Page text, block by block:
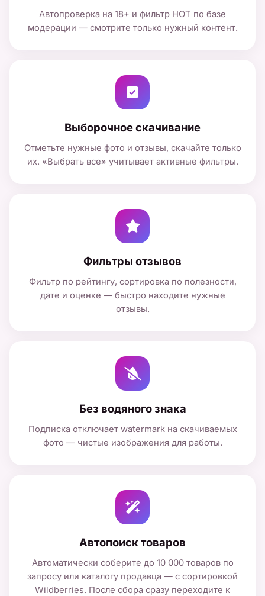
Автопроверка на 18+ и фильтр HOT по базе
модерации — смотрите только нужный контент.
Выборочное скачивание
Отметьте нужные фото и отзывы, скачайте только
их. «Выбрать все» учитывает активные фильтры.
Фильтры отзывов
Фильтр по рейтингу, сортировка по полезности,
дате и оценке — быстро находите нужные
отзывы.
Без водяного знака
Подписка отключает watermark на скачиваемых
фото — чистые изображения для работы.
Автопоиск товаров
Автоматически соберите до 10 000 товаров по
запросу или каталогу продавца — с сортировкой
Wildberries. После сбора сразу переходите к